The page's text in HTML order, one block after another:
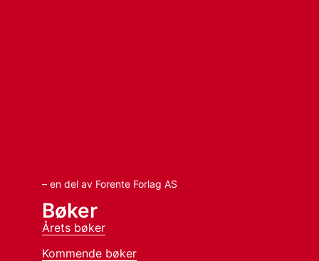
– en del av Forente Forlag AS
Bøker
Årets bøker
Kommende bøker